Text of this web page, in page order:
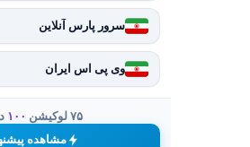
سرور پارس آنلاین
وی پی اس ایران
۷۵ لوکیشن ۱۰۰
مشاهده